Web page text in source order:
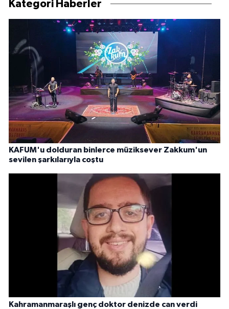
Kategori Haberler
KAFUM'u dolduran binlerce müziksever Zakkum'un
sevilen şarkılarıyla coştu
Kahramanmaraşlı genç doktor denizde can verdi